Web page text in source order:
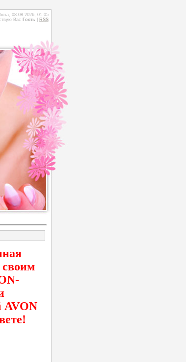
08.08.2026, 01:05
Вас
Гость RSS
своим
AVON